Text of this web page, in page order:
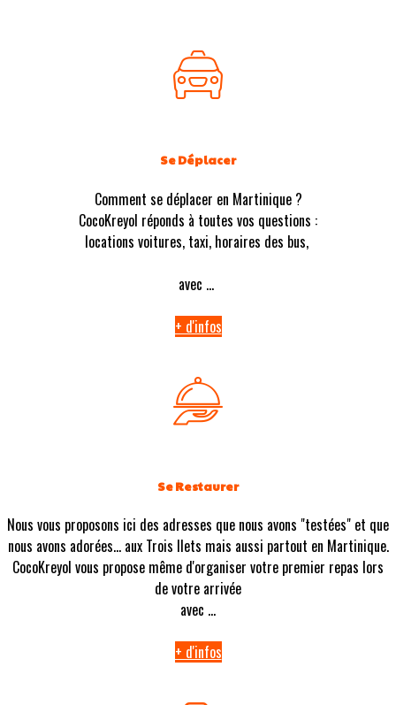
Se Déplacer
Comment se déplacer en Martinique ?
CocoKreyol réponds à toutes vos questions :
locations voitures, taxi, horaires des bus,
avec ...
+ d'infos
Se Restaurer
Nous vous proposons ici des adresses que nous avons "testées" et que
nous avons adorées... aux Trois Ilets mais aussi partout en Martinique.
CocoKreyol vous propose même d'organiser votre premier repas lors
de votre arrivée
avec ...
+ d'infos